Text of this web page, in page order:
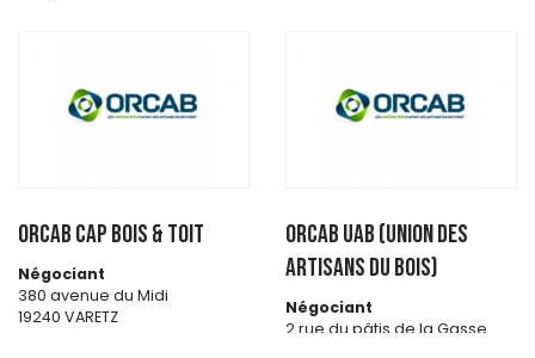
ORCAB CAP BOIS & TOIT
Négociant
380 avenue du Midi
19240 VARETZ
ORCAB UAB (Union des
artisans du bois)
Négociant
2 rue du pâtis de la Gasse